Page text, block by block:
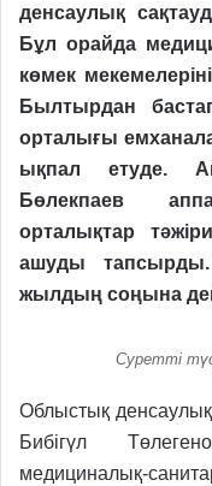
денсаулық
Бұл орайда
көмек
Былтырдан
орталығы
ықпал етуде.
Бөлекпаев
орталықтар
ашуды
жылдың соңына
Суретті
Облыстық
Бибігүл
медициналық-